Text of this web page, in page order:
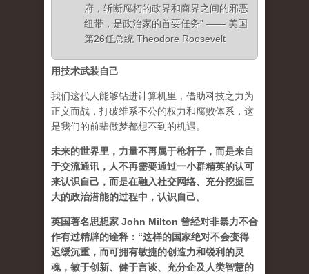
府，斩断腐朽的政界和商界之间的邪恶
纽带，是政治家的首要任务” —— 美国
第26任总统 Theodore Roosevelt
用技术武装自己
我们这代人能够钻进计算机里，借助科技之力为
正义而战，打破维系不公的权力和腐败体系，这
是我们的前辈做梦都想不到的机遇。
未来的世界里，力量不再属于枪杆子，而是来自
于交流通讯，人不再需要通过一小群精英的认可
来认识自己，而是在融入社交网络、充分挖掘巨
大的政治潜能的过程中，认识自己。
英国著名思想家 John Milton 曾经对非暴力不合
作有过精辟的诠释：“这样的国家绝对不会变得
迟缓沉重，而可拥有敏捷的创造力和锐利的灵
魂，敏于创新、健于言谈、充分企及人类智慧的